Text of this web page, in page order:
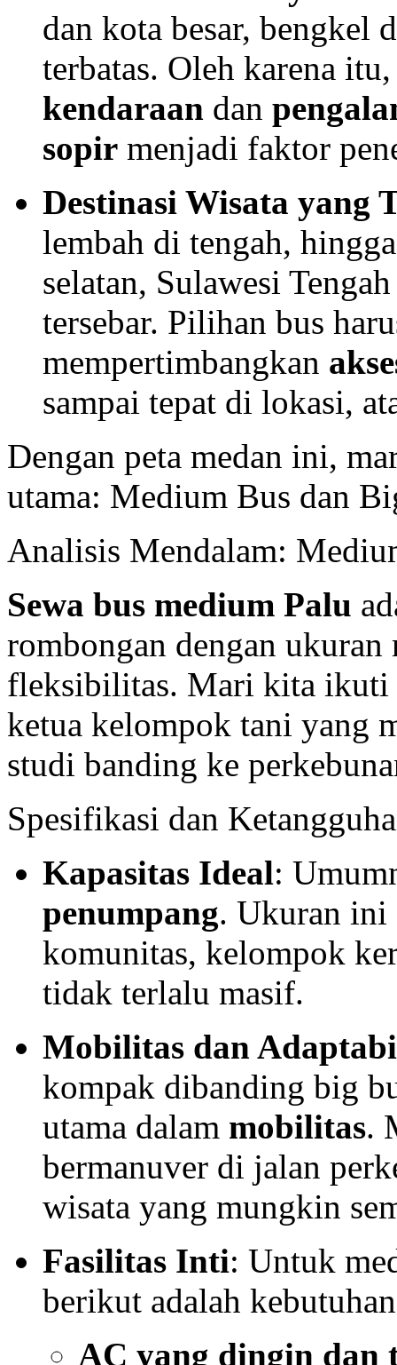
dan kota besar, bengkel
terbatas. Oleh karena
kendaraan dan
sopir menjadi faktor
Destinasi Wisata yang
lembah di tengah,
selatan, Sulawesi
tersebar. Pilihan bus
mempertimbangkan
sampai tepat di lokasi,
Dengan peta medan ini,
utama: Medium Bus dan
Analisis Mendalam:
Sewa bus medium Palu
rombongan dengan ukuran
fleksibilitas. Mari kita ikuti
ketua kelompok tani yang
studi banding ke
Spesifikasi dan
Kapasitas Ideal:
penumpang. Ukuran ini
komunitas, kelompok
tidak terlalu masif.
Mobilitas dan
kompak dibanding big
utama dalam mobilitas.
bermanuver di jalan
wisata yang mungkin
Fasilitas Inti: Untuk
berikut adalah
AC yang dingin dan